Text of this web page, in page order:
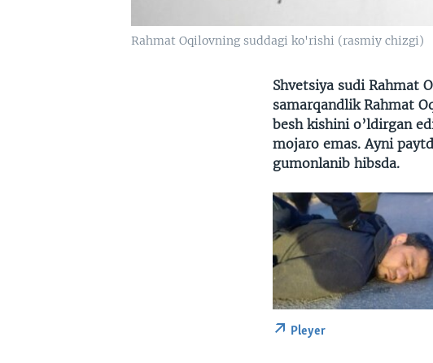
Rahmat Oqilovning suddagi ko'rishi (rasmiy chizgi)
Shvetsiya sudi Rahmat
samarqandlik Rahmat
besh kishini o’ldirgan
mojaro emas. Ayni
gumonlanib hibsda.
Pleyer